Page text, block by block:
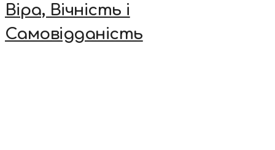
Віра, Вічність і
Самовідданість